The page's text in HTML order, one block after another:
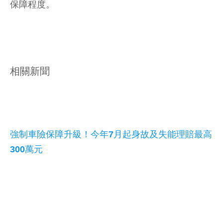
保障程度。
相關新聞
強制車險保障升級！今年7月起身故及失能理賠最高
300萬元